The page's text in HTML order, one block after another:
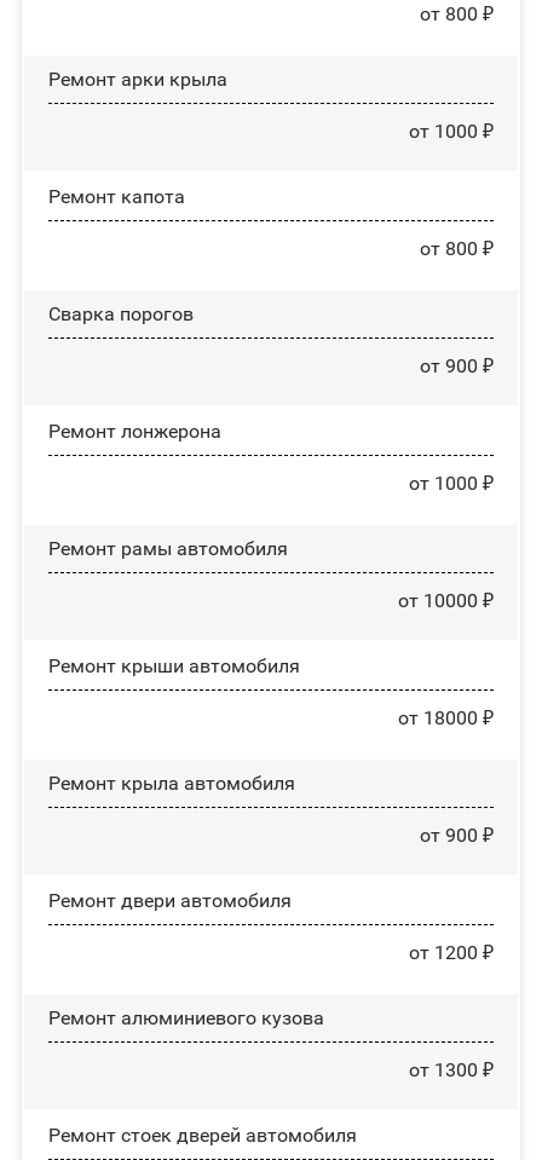
от 800 ₽
Ремонт арки крыла
от 1000 ₽
Ремонт капота
от 800 ₽
Сварка порогов
от 900 ₽
Ремонт лонжерона
от 1000 ₽
Ремонт рамы автомобиля
от 10000 ₽
Ремонт крыши автомобиля
от 18000 ₽
Ремонт крыла автомобиля
от 900 ₽
Ремонт двери автомобиля
от 1200 ₽
Ремонт алюминиевого кузова
от 1300 ₽
Ремонт стоек дверей автомобиля